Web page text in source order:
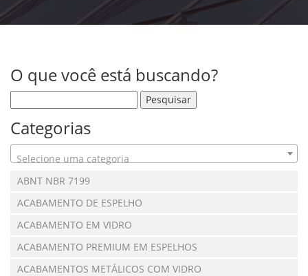
O que você está buscando?
Categorias
Selecione uma categoria
ABNT NBR 7199
ACABAMENTO DE ESPELHO
ACABAMENTO EM VIDRO
ACABAMENTO PREMIUM EM ESPELHOS
ACABAMENTOS METÁLICOS COM VIDRO